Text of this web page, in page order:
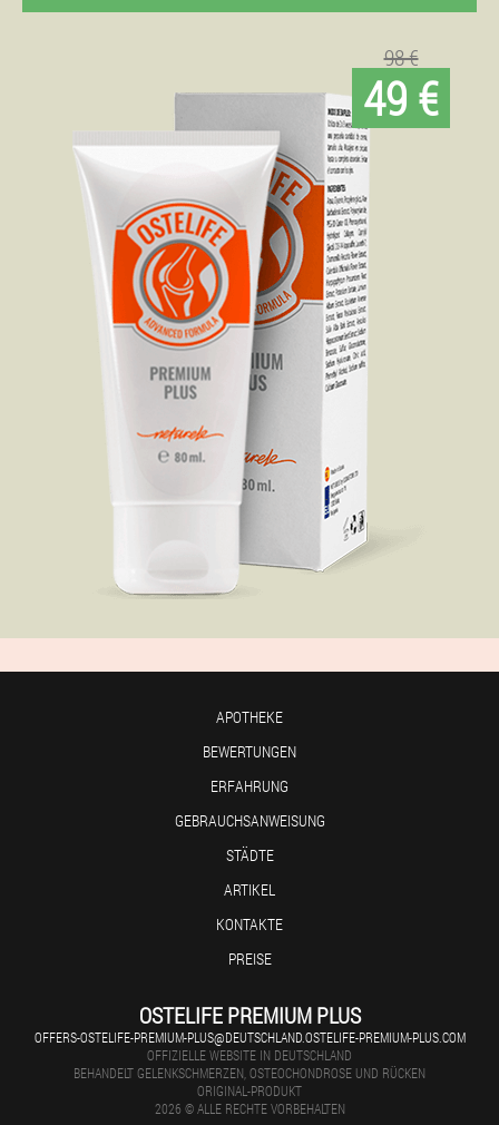
98 €
49 €
APOTHEKE
BEWERTUNGEN
ERFAHRUNG
GEBRAUCHSANWEISUNG
STÄDTE
ARTIKEL
KONTAKTE
PREISE
OSTELIFE PREMIUM PLUS
OFFERS-OSTELIFE-PREMIUM-PLUS@DEUTSCHLAND.OSTELIFE-PREMIUM-PLUS.COM
OFFIZIELLE WEBSITE IN DEUTSCHLAND
BEHANDELT GELENKSCHMERZEN, OSTEOCHONDROSE UND RÜCKEN
ORIGINAL-PRODUKT
2026 © ALLE RECHTE VORBEHALTEN